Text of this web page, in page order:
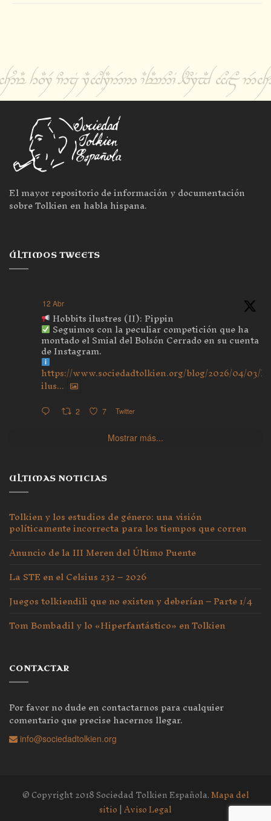
El mayor repositorio de información y documentación
sobre Tolkien en habla hispana.
ÚLTIMOS TWEETS
12 Abr
Hobbits ilustres (II): Pippin
Seguimos con la peculiar competición que ha
montado el Smial del Bolsón Cerrado en su cuenta
de Instagram.
https://www.sociedadtolkien.org/blog/2026/04/03/
ilus...
2 7 Twitter
Mostrar más...
ULTIMAS NOTICIAS
Tolkien y los estudios de género: una visión
políticamente incorrecta para los tiempos que corren
Anuncio de la III Meren del Último Puente
La STE en el Celsius 232 – 2026
Juegos tolkiendili que no existen y deberían – Parte 1/4
Tom Bombadil y lo «Hiperfantástico» en Tolkien
CONTACTAR
Por favor no dude en contactarnos para cualquier
comentario que precise hacernos llegar.
info@sociedadtolkien.org
© Copyright 2018 Sociedad Tolkien Española.Mapa del
sitio|Aviso Legal